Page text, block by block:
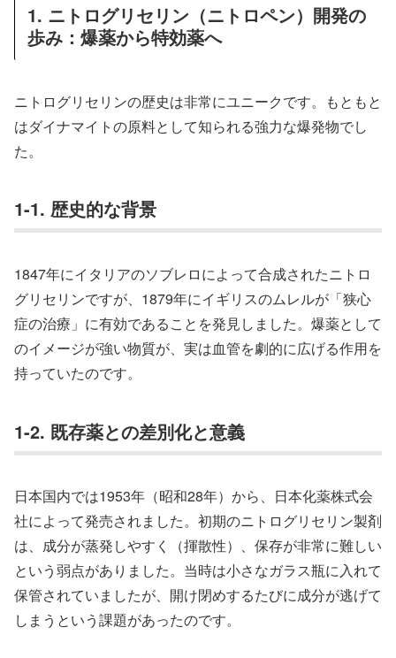
1. ニトログリセリン（ニトロペン）開発の
歩み：爆薬から特効薬へ
ニトログリセリンの歴史は非常にユニークです。もともと
はダイナマイトの原料として知られる強力な爆発物でし
た。
1-1. 歴史的な背景
1847年にイタリアのソブレロによって合成されたニトロ
グリセリンですが、1879年にイギリスのムレルが「狭心
症の治療」に有効であることを発見しました。爆薬として
のイメージが強い物質が、実は血管を劇的に広げる作用を
持っていたのです。
1-2. 既存薬との差別化と意義
日本国内では1953年（昭和28年）から、日本化薬株式会
社によって発売されました。初期のニトログリセリン製剤
は、成分が蒸発しやすく（揮散性）、保存が非常に難しい
という弱点がありました。当時は小さなガラス瓶に入れて
保管されていましたが、開け閉めするたびに成分が逃げて
しまうという課題があったのです。